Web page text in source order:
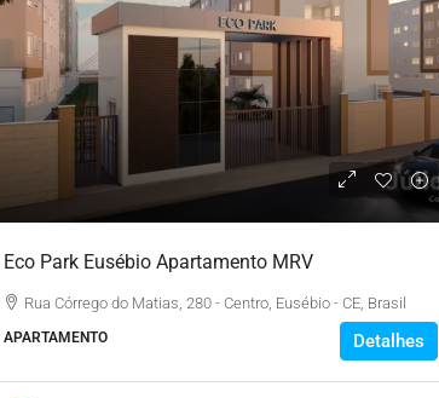
Eco Park Eusébio Apartamento MRV
Rua Córrego do Matias, 280 - Centro, Eusébio - CE, Brasil
APARTAMENTO Detalhes
000,
Eusébio, Ceará
Rua Jose Bento - Guaribas, Eusébio - CE, Brasil